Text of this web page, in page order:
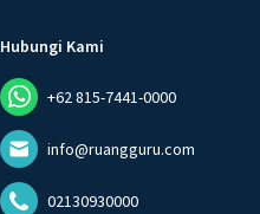
Hubungi Kami
+62 815-7441-0000
info@ruangguru.com
02130930000